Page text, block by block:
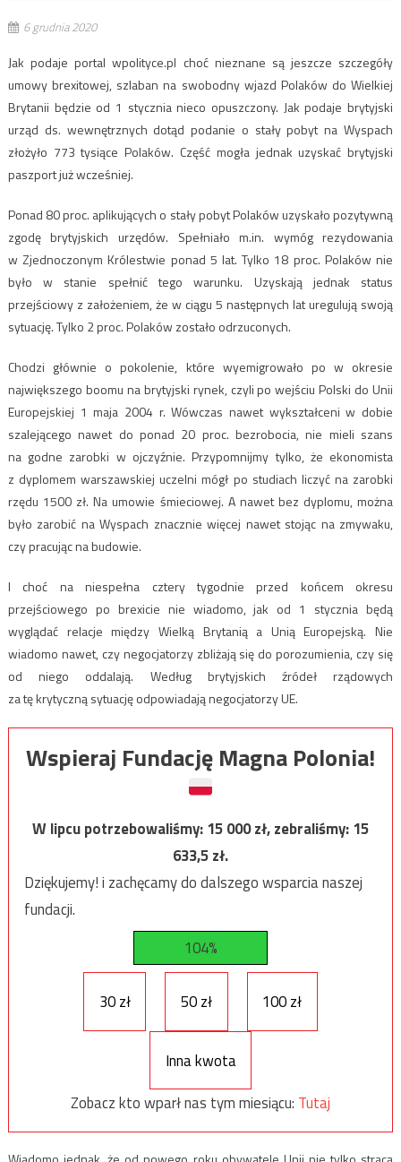
6 grudnia 2020
Jak podaje portal wpolityce.pl choć nieznane są jeszcze szczegóły
umowy brexitowej, szlaban na swobodny wjazd Polaków do Wielkiej
Brytanii będzie od 1 stycznia nieco opuszczony. Jak podaje brytyjski
urząd ds. wewnętrznych dotąd podanie o stały pobyt na Wyspach
złożyło 773 tysiące Polaków. Część mogła jednak uzyskać brytyjski
paszport już wcześniej.
Ponad 80 proc. aplikujących o stały pobyt Polaków uzyskało pozytywną
zgodę brytyjskich urzędów. Spełniało m.in. wymóg rezydowania
w Zjednoczonym Królestwie ponad 5 lat. Tylko 18 proc. Polaków nie
było w stanie spełnić tego warunku. Uzyskają jednak status
przejściowy z założeniem, że w ciągu 5 następnych lat uregulują swoją
sytuację. Tylko 2 proc. Polaków zostało odrzuconych.
Chodzi głównie o pokolenie, które wyemigrowało po w okresie
największego boomu na brytyjski rynek, czyli po wejściu Polski do Unii
Europejskiej 1 maja 2004 r. Wówczas nawet wykształceni w dobie
szalejącego nawet do ponad 20 proc. bezrobocia, nie mieli szans
na godne zarobki w ojczyźnie. Przypomnijmy tylko, że ekonomista
z dyplomem warszawskiej uczelni mógł po studiach liczyć na zarobki
rzędu 1500 zł. Na umowie śmieciowej. A nawet bez dyplomu, można
było zarobić na Wyspach znacznie więcej nawet stojąc na zmywaku,
czy pracując na budowie.
I choć na niespełna cztery tygodnie przed końcem okresu
przejściowego po brexicie nie wiadomo, jak od 1 stycznia będą
wyglądać relacje między Wielką Brytanią a Unią Europejską. Nie
wiadomo nawet, czy negocjatorzy zbliżają się do porozumienia, czy się
od niego oddalają. Według brytyjskich źródeł rządowych
za tę krytyczną sytuację odpowiadają negocjatorzy UE.
Wspieraj Fundację Magna Polonia!
W lipcu potrzebowaliśmy:15 000zł, zebraliśmy:15
633,5zł.
Dziękujemy! i zachęcamy do dalszego wsparcia naszej
fundacji.
104%
30 zł 50 zł 100 zł
Inna kwota
Zobacz kto wparł nas tym miesiącu: Tutaj